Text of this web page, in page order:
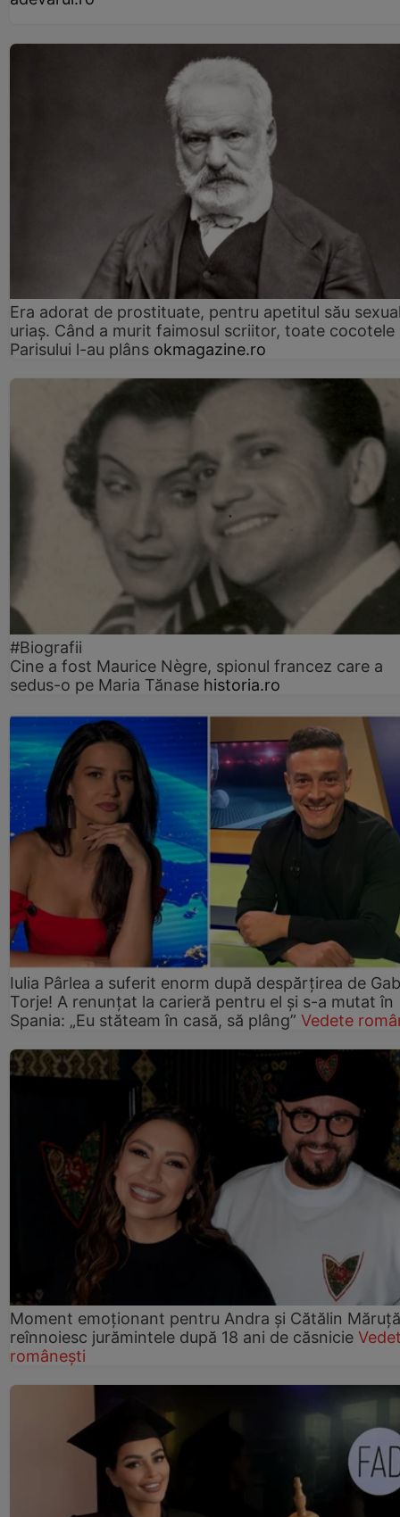
Era adorat de prostituate, pentru apetitul său
uriaș. Când a murit faimosul scriitor, toate cocotele
Parisului l-au plâns okmagazine.ro
#Biografii
Cine a fost Maurice Nègre, spionul francez care a
sedus-o pe Maria Tănase historia.ro
Iulia Pârlea a suferit enorm după despărțirea de
Torje! A renunțat la carieră pentru el și s-a mutat în
Spania: „Eu stăteam în casă, să plâng” Vedete
Moment emoționant pentru Andra și Cătălin
reînnoiesc jurămintele după 18 ani de căsnicie
românești